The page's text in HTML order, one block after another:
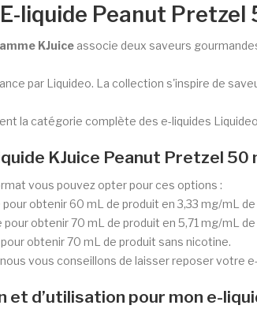
E-liquide Peanut Pretzel
KJuice associe deux saveurs
par Liquideo. La collection s'inspire de
la catégorie complète des e-liquides
KJuice Peanut Pretzel 50
vous pouvez opter pour ces options :
obtenir 60 mL de produit en 3,33 mg/mL
obtenir 70 mL de produit en 5,71 mg/mL
obtenir 70 mL de produit sans nicotine.
vous conseillons de laisser reposer votre
d’utilisation pour mon e-